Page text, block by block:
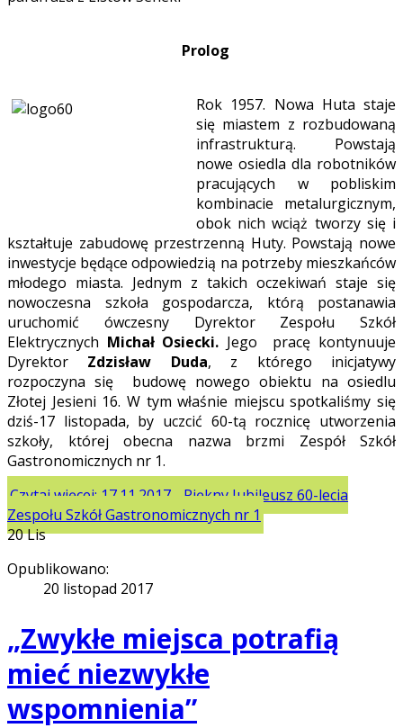
Prolog
Rok 1957. Nowa Huta staje
się miastem z rozbudowaną
infrastrukturą. Powstają
nowe osiedla dla robotników
pracujących w pobliskim
kombinacie metalurgicznym,
obok nich wciąż tworzy się i
kształtuje zabudowę przestrzenną Huty. Powstają nowe
inwestycje będące odpowiedzią na potrzeby mieszkańców
młodego miasta. Jednym z takich oczekiwań staje się
nowoczesna szkoła gospodarcza, którą postanawia
uruchomić ówczesny Dyrektor Zespołu Szkół
Elektrycznych Michał Osiecki. Jego pracę kontynuuje
Dyrektor Zdzisław Duda, z którego inicjatywy
rozpoczyna się budowę nowego obiektu na osiedlu
Złotej Jesieni 16. W tym właśnie miejscu spotkaliśmy się
dziś-17 listopada, by uczcić 60-tą rocznicę utworzenia
szkoły, której obecna nazwa brzmi Zespół Szkół
Gastronomicznych nr 1.
Czytaj więcej: 17.11.2017 - Piękny Jubileusz 60-lecia
Zespołu Szkół Gastronomicznych nr 1
20Lis
Opublikowano:
20 listopad 2017
„Zwykłe miejsca potrafią
mieć niezwykłe
wspomnienia”